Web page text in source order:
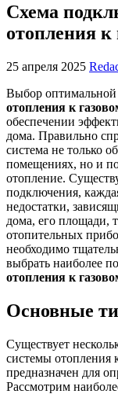
Схема
отопления к
25 апреля 2025
Выбор оптимальной
отопления к
обеспечении
дома. Правильно
система не только
помещениях, но и
отопление.
подключения,
недостатки,
дома, его площади,
отопительных
необходимо
выбрать наиболее
отопления к
Основные
Существует
системы отопления
предназначен для
Рассмотрим